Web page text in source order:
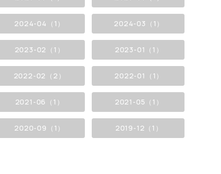
2024-04（1） 2024-03（1）
2023-02（1） 2023-01（1）
2022-02（2） 2022-01（1）
2021-06（1） 2021-05（1）
2020-09（1） 2019-12（1）